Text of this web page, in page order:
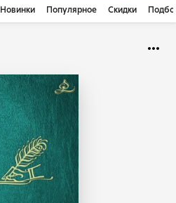
Новинки Популярное Скидки